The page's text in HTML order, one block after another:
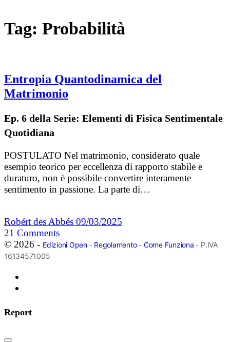
Tag: Probabilità
Entropia Quantodinamica del
Matrimonio
Ep. 6 della Serie: Elementi di Fisica Sentimentale
Quotidiana
POSTULATO Nel matrimonio, considerato quale
esempio teorico per eccellenza di rapporto stabile e
duraturo, non è possibile convertire interamente
sentimento in passione. La parte di…
Robért des Abbés 09/03/2025
21 Comments
© 2026 - Edizioni Open- Regolamento- Come Funziona - P.IVA
16134571005
Report